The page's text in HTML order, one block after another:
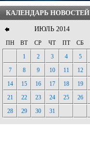
КАЛЕНДАРЬ НОВОСТЕЙ
ИЮЛЬ 2014
ПН ВТ СР ЧТ ПТ СБ
1
2 3 4 5
7
8 9 10 11 12
14
15 16 17 18 19
21
22 23 24 25 26
28
29 30 31